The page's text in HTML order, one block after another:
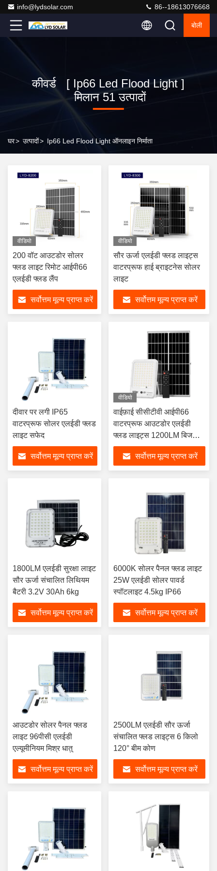
info@lydsolar.com 86--18613076668
बोली
कीवर्ड [ Ip66 Led Flood Light ]
मिलान 51 उत्पादों
घर> उत्पादों> Ip66 Led Flood Light ऑनलाइन निर्माता
वीडियो
200 वॉट आउटडोर सोलर
फ्लड लाइट रिमोट आईपी66
एलईडी फ्लड लैंप
सर्वोत्तम मूल्य प्राप्त करें
वीडियो
सौर ऊर्जा एलईडी फ्लड लाइट्स
वाटरप्रूफ हाई ब्राइटनेस सोलर
लाइट
सर्वोत्तम मूल्य प्राप्त करें
दीवार पर लगी IP65
वाटरप्रूफ सोलर एलईडी फ्लड
लाइट सफेद
सर्वोत्तम मूल्य प्राप्त करें
वीडियो
वाईफ़ाई सीसीटीवी आईपी66
वाटरप्रूफ आउटडोर एलईडी
फ्लड लाइट्स 1200LM बिजली
मुफ़्त
सर्वोत्तम मूल्य प्राप्त करें
1800LM एलईडी सुरक्षा लाइट
सौर ऊर्जा संचालित लिथियम
बैटरी 3.2V 30Ah 6kg
सर्वोत्तम मूल्य प्राप्त करें
6000K सोलर पैनल फ्लड लाइट
25W एलईडी सोलर पावर्ड
स्पॉटलाइट 4.5kg IP66
सर्वोत्तम मूल्य प्राप्त करें
आउटडोर सोलर पैनल फ्लड
लाइट 96पीसी एलईडी
एल्यूमीनियम मिश्र धातु
सर्वोत्तम मूल्य प्राप्त करें
2500LM एलईडी सौर ऊर्जा
संचालित फ्लड लाइट्स 6 किलो
120° बीम कोण
सर्वोत्तम मूल्य प्राप्त करें